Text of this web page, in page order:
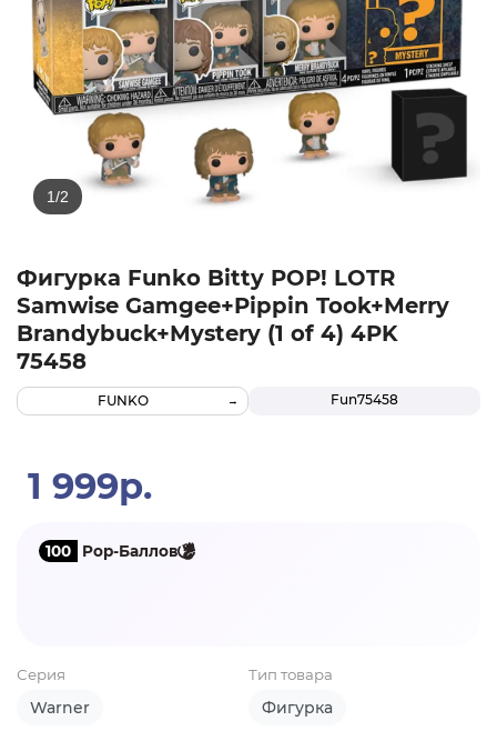
Фигурка Funko Bitty POP! LOTR
Samwise Gamgee+Pippin Took+Merry
Brandybuck+Mystery (1 of 4) 4PK
75458
Fun75458
FUNKO
1 999р.
100 Pop-Баллов
Серия
Warner
Тип товара
Фигурка